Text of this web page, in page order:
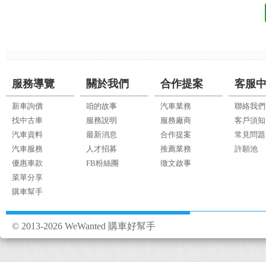
服務導覽
新車詢價
找中古車
汽車資料
汽車服務
優惠車款
菜單分享
購車幫手
關於我們
咱的故事
服務說明
最新消息
人才招募
FB粉絲團
合作提案
汽車業務
服務廠商
合作提案
推薦業務
徵文啟事
客服
聯絡我們
客戶須知
常見問題
許願池
© 2013-2026 WeWanted 購車好幫手